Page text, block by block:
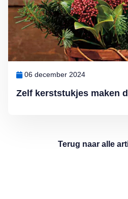
Zelf kerststukjes maken
06 december 2024
Terug naar alle